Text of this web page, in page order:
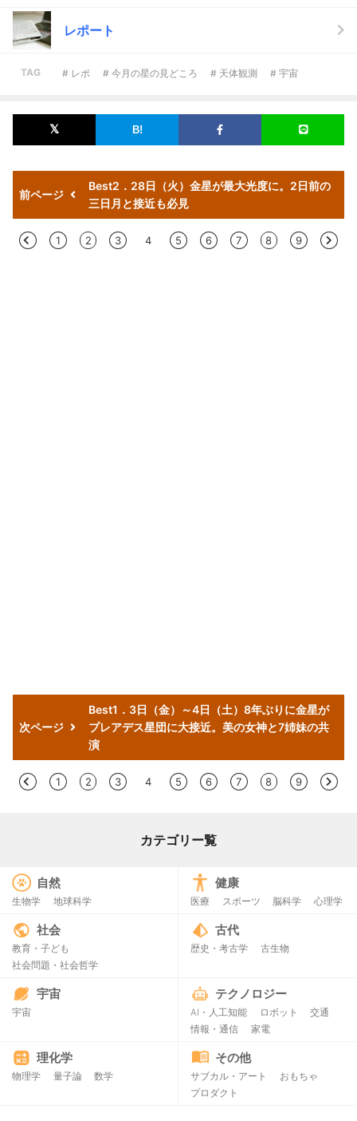
レポート
TAG # レポ # 今月の星の見どころ # 天体観測 # 宇宙
前ページ
Best2．28日（火）金星が最大光度に。2日前の
三日月と接近も必見
< 1 2 3 4 5 6 7 8 9 >
次ページ
Best1．3日（金）～4日（土）8年ぶりに金星が
プレアデス星団に大接近。美の女神と7姉妹の共
演
< 1 2 3 4 5 6 7 8 9 >
カテゴリー覧
自然
生物学 地球科学
健康
医療 スポーツ 脳科学 心理学
社会
教育・子ども
社会問題・社会哲学
古代
歴史・考古学 古生物
宇宙
宇宙
テクノロジー
AI・人工知能 ロボット
交通
情報・通信
家電
理化学
物理学 量子論 数学
その他
サブカル・アート
おもちゃ
プロダクト